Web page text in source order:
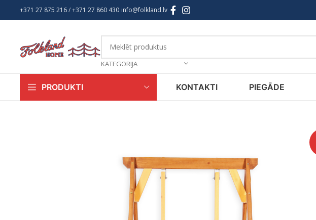
+371 27 875 216/ +371 27 860 430 info@folkland.lv
KATEGORIJA
PRODUKTI KONTAKTI PIEGĀDE